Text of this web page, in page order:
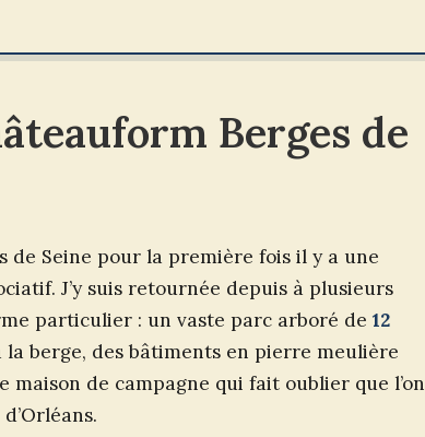
Berges de
de Seine pour la première fois il y a une
J’y suis retournée depuis à plusieurs
particulier : un vaste parc arboré de 12
la berge, des bâtiments en pierre meulière
de campagne qui fait oublier que l’on